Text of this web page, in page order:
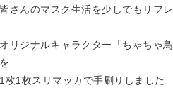
皆さんのマスク生活を少しでもリフ
オリジナルキャラクター「ちゃちゃ鳥
を
1枚1枚スリマッカで手刷りしました